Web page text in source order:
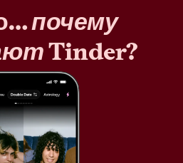
почему
Tinder?